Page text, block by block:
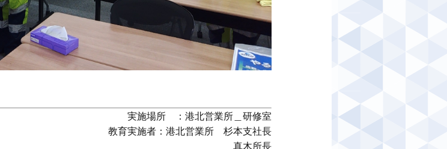
実施場所　：港北営業所＿研修室
教育実施者：港北営業所　杉本支社長
真木所長